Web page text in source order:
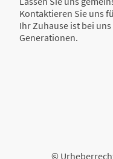
Kontaktieren Sie uns
Ihr Zuhause ist bei
Generationen.
©